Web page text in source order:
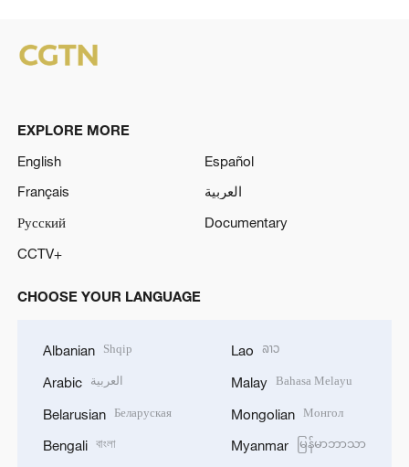
EXPLORE MORE
English
Español
Français
العربية
Русский
Documentary
CCTV+
CHOOSE YOUR LANGUAGE
Albanian Shqip
Arabic العربية
Belarusian Беларуская
Bengali বাংলা
Lao ລາວ
Malay Bahasa Melayu
Mongolian Монгол
Myanmar မြန်မာဘာသာ